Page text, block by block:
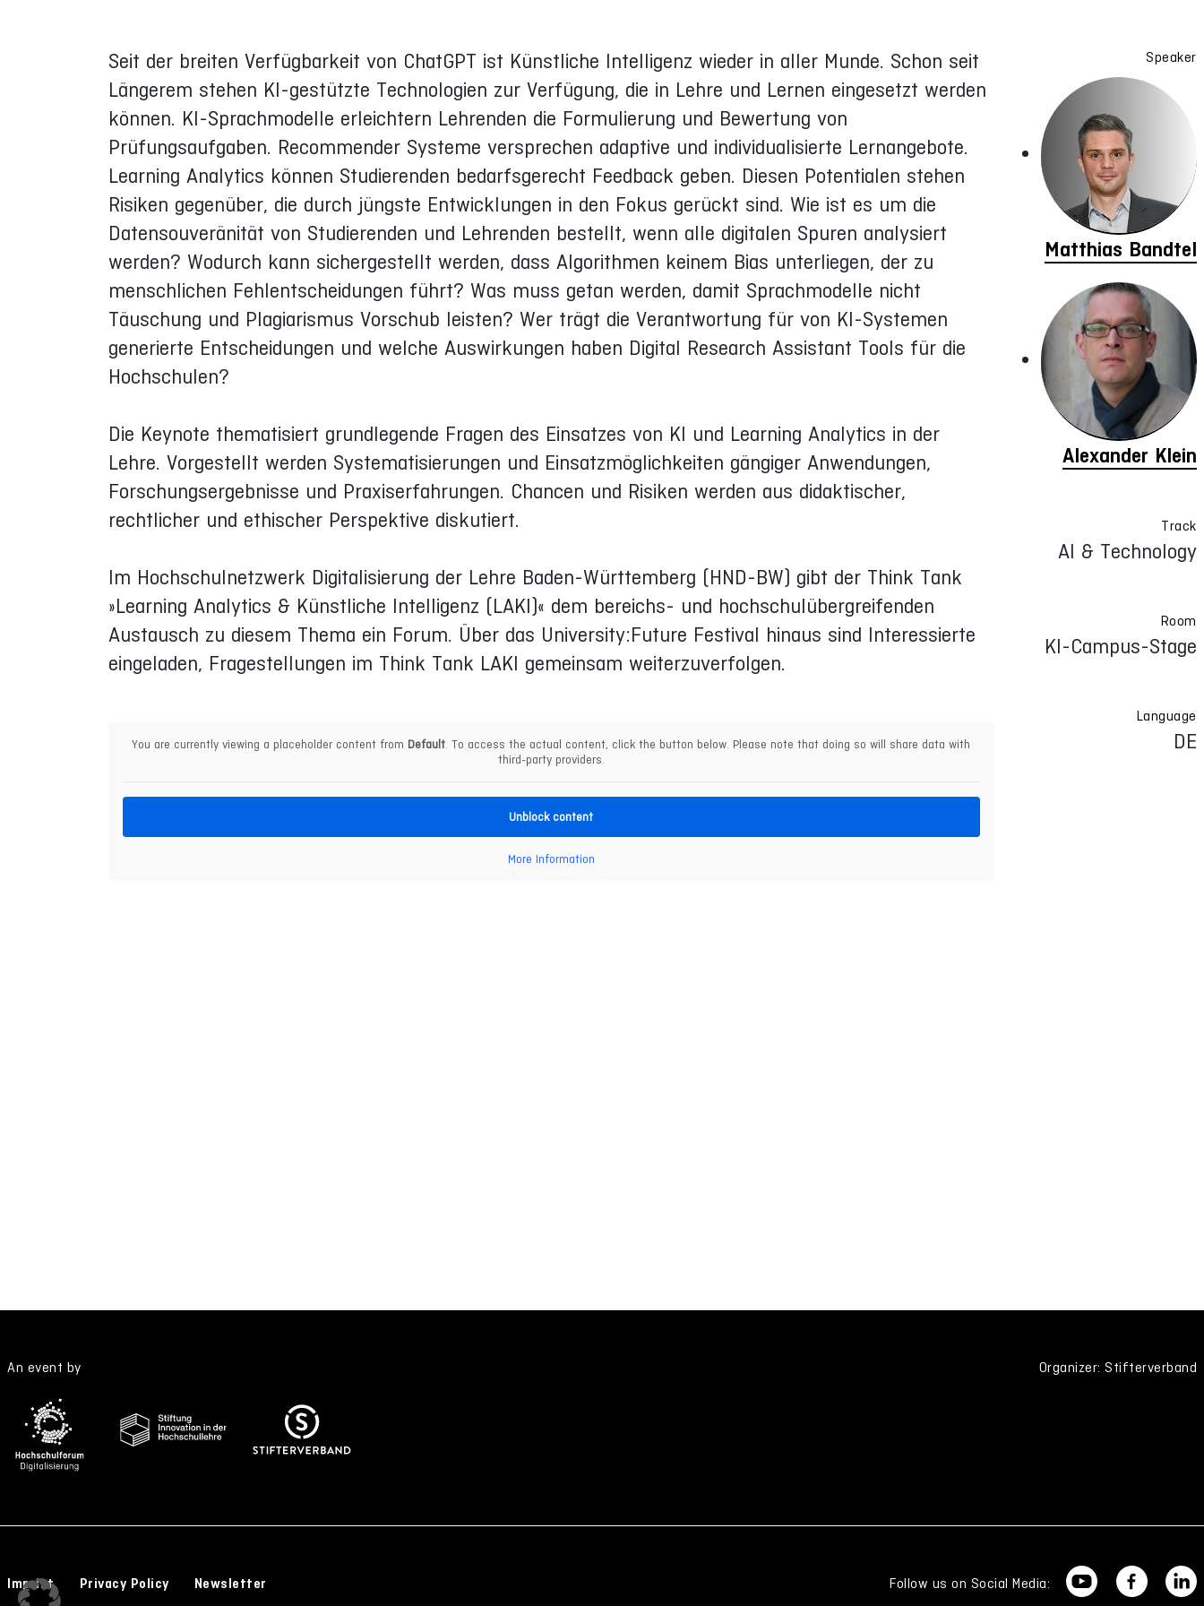
Seit der breiten Verfügbarkeit von ChatGPT ist Künstliche Intelligenz wieder in aller Munde. Schon seit
Längerem stehen KI-gestützte Technologien zur Verfügung, die in Lehre und Lernen eingesetzt werden
können. KI-Sprachmodelle erleichtern Lehrenden die Formulierung und Bewertung von
Prüfungsaufgaben. Recommender Systeme versprechen adaptive und individualisierte Lernangebote.
Learning Analytics können Studierenden bedarfsgerecht Feedback geben. Diesen Potentialen stehen
Risiken gegenüber, die durch jüngste Entwicklungen in den Fokus gerückt sind. Wie ist es um die
Datensouveränität von Studierenden und Lehrenden bestellt, wenn alle digitalen Spuren analysiert
werden? Wodurch kann sichergestellt werden, dass Algorithmen keinem Bias unterliegen, der zu
menschlichen Fehlentscheidungen führt? Was muss getan werden, damit Sprachmodelle nicht
Täuschung und Plagiarismus Vorschub leisten? Wer trägt die Verantwortung für von KI-Systemen
generierte Entscheidungen und welche Auswirkungen haben Digital Research Assistant Tools für die
Hochschulen?
Die Keynote thematisiert grundlegende Fragen des Einsatzes von KI und Learning Analytics in der
Lehre. Vorgestellt werden Systematisierungen und Einsatzmöglichkeiten gängiger Anwendungen,
Forschungsergebnisse und Praxiserfahrungen. Chancen und Risiken werden aus didaktischer,
rechtlicher und ethischer Perspektive diskutiert.
Im Hochschulnetzwerk Digitalisierung der Lehre Baden-Württemberg (HND-BW) gibt der Think Tank
»Learning Analytics & Künstliche Intelligenz (LAKI)« dem bereichs- und hochschulübergreifenden
Austausch zu diesem Thema ein Forum. Über das University:Future Festival hinaus sind Interessierte
eingeladen, Fragestellungen im Think Tank LAKI gemeinsam weiterzuverfolgen.
You are currently viewing a placeholder content from Default. To access the actual content, click the button below. Please note that doing so will share data with
third-party providers.
Unblock content
More Information
Speaker
Matthias Bandtel
Alexander Klein
Track
AI & Technology
Room
KI-Campus-Stage
Language
DE
An event by Organizer: Stifterverband
Imprint Privacy Policy Newsletter Follow us on Social Media: